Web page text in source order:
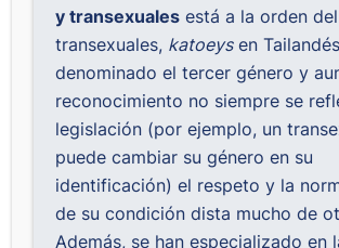
y transexuales está a la orden
transexuales, katoeysen
denominado el tercer género y
reconocimiento no siempre se
legislación (por ejemplo, un
puede cambiar su género en su
identificación) el respeto y la
de su condición dista mucho de
Además, se han especializado en